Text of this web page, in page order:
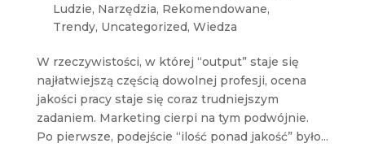
Ludzie, Narzędzia, Rekomendowane,
Trendy, Uncategorized, Wiedza
W rzeczywistości, w której “output” staje się
najłatwiejszą częścią dowolnej profesji, ocena
jakości pracy staje się coraz trudniejszym
zadaniem. Marketing cierpi na tym podwójnie.
Po pierwsze, podejście “ilość ponad jakość” było...